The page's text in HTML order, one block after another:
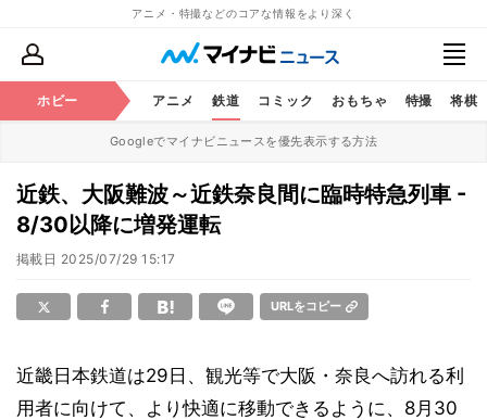
アニメ・特撮などのコアな情報をより深く
ホビー アニメ 鉄道 コミック おもちゃ 特撮 将棋
Googleでマイナビニュースを優先表示する方法
近鉄、大阪難波～近鉄奈良間に臨時特急列車 -
8/30以降に増発運転
掲載日 2025/07/29 15:17
URLをコピー
近畿日本鉄道は29日、観光等で大阪・奈良へ訪れる利
用者に向けて、より快適に移動できるように、8月30